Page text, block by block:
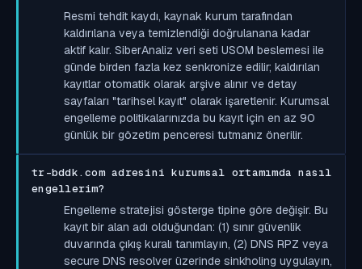
Resmi tehdit kaydı, kaynak kurum tarafından
kaldırılana veya temizlendiği doğrulanana kadar
aktif kalır. SiberAnaliz veri seti USOM beslemesi ile
günde birden fazla kez senkronize edilir; kaldırılan
kayıtlar otomatik olarak arşive alınır ve detay
sayfaları "tarihsel kayıt" olarak işaretlenir. Kurumsal
engelleme politikalarınızda bu kayıt için en az 90
günlük bir gözetim penceresi tutmanız önerilir.
tr-bddk.com adresini kurumsal ortamımda nasıl
engellerim?
Engelleme stratejisi gösterge tipine göre değişir. Bu
kayıt bir alan adı olduğundan: (1) sınır güvenlik
duvarında çıkış kuralı tanımlayın, (2) DNS RPZ veya
secure DNS resolver üzerinde sinkholing uygulayın,